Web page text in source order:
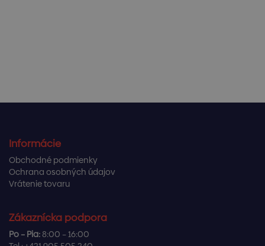
Informácie
Obchodné podmienky
Ochrana osobných údajov
Vrátenie tovaru
Zákaznícka podpora
Po – Pia:8:00 – 16:00